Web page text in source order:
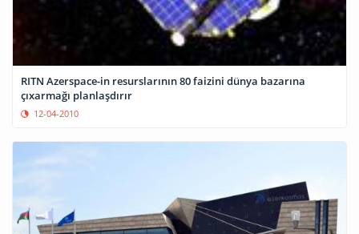
RITN Azerspace-in resurslarının 80 faizini dünya bazarına
çıxarmağı planlaşdırır
12-04-2010